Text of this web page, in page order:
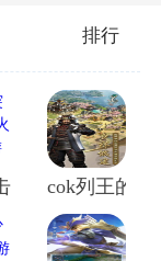
天换日》为原
难度的偷窃任
钱爱好者的不
，玩家可以自
偷车、偷宝，
排行
解版
手游萤火突击手
cok列王的纷